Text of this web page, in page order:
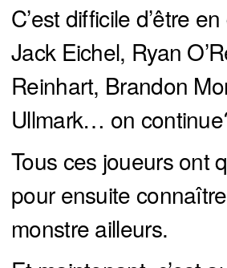
C’est difficile d’être
Jack Eichel, Ryan
Reinhart, Brandon
Ullmark… on
Tous ces joueurs ont
pour ensuite
monstre ailleurs.